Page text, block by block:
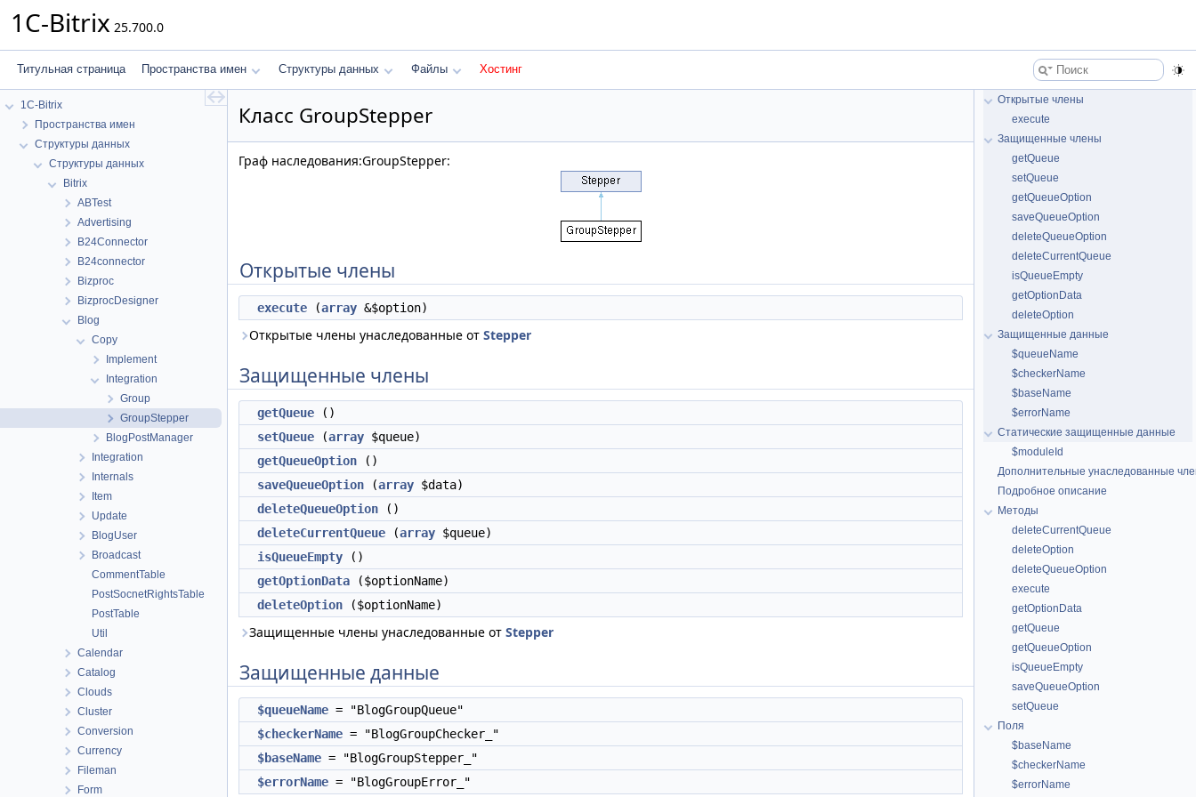
1C-Bitrix 25.700.0
Титульная страница Пространства имен Структуры данных Файлы Хостинг
1C-Bitrix
Пространства имен
Структуры данных
Структуры данных
Bitrix
ABTest
Advertising
B24Connector
B24connector
Bizproc
BizprocDesigner
Blog
Copy
Implement
Integration
Group
GroupStepper
BlogPostManager
Integration
Internals
Item
Update
BlogUser
Broadcast
CommentTable
PostSocnetRightsTable
PostTable
Util
Calendar
Catalog
Clouds
Cluster
Conversion
Currency
Fileman
Form
Класс GroupStepper
Граф наследования:GroupStepper:
Открытые члены
execute (array &$option)
Открытые члены унаследованные от Stepper
Защищенные члены
getQueue ()
setQueue (array $queue)
getQueueOption ()
saveQueueOption (array $data)
deleteQueueOption ()
deleteCurrentQueue (array $queue)
isQueueEmpty ()
getOptionData ($optionName)
deleteOption ($optionName)
Защищенные члены унаследованные от Stepper
Защищенные данные
$queueName = "BlogGroupQueue"
$checkerName = "BlogGroupChecker_"
$baseName = "BlogGroupStepper_"
$errorName = "BlogGroupError_"
Открытые члены
execute
Защищенные члены
getQueue
setQueue
getQueueOption
saveQueueOption
deleteQueueOption
deleteCurrentQueue
isQueueEmpty
getOptionData
deleteOption
Защищенные данные
$queueName
$checkerName
$baseName
$errorName
Статические защищенные данные
$moduleId
Дополнительные унаследованные
Подробное описание
Методы
deleteCurrentQueue
deleteOption
deleteQueueOption
execute
getOptionData
getQueue
getQueueOption
isQueueEmpty
saveQueueOption
setQueue
Поля
$baseName
$checkerName
$errorName